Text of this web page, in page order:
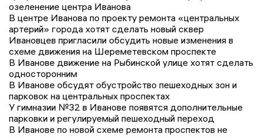
озеленение центра Иванова
В центре Иванова по проекту ремонта «центральных
артерий» города хотят сделать новый сквер
Ивановцев пригласили обсудить новые изменения в
схеме движения на Шереметевском проспекте
В Иванове движение на Рыбинской улице хотят сделать
односторонним
В Иванове обсудят обустройство пешеходных зон и
парковок на центральных проспектах
У гимназии №32 в Иванове появятся дополнительные
парковки и регулируемый пешеходный переход
В Иванове по новой схеме ремонта проспектов не